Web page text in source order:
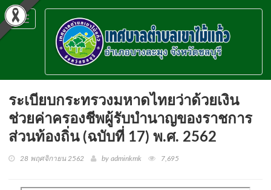
Toggle
navigation
ระเบียบกระทรวงมหาดไทยว่าด้วยเงิน
ช่วยค่าครองชีพผู้รับบำนาญของราชการ
ส่วนท้องถิ่น (ฉบับที่ 17) พ.ศ. 2562
28 พฤศจิกายน 2562 by adminkmk 7,695